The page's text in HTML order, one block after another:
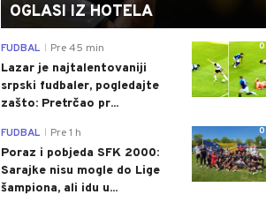
OGLASI IZ HOTELA
0
FUDBAL Pre 45 min
Lazar je najtalentovaniji
srpski fudbaler, pogledajte
zašto: Pretrčao pr...
0
FUDBAL Pre 1 h
Poraz i pobjeda SFK 2000:
Sarajke nisu mogle do Lige
šampiona, ali idu u...